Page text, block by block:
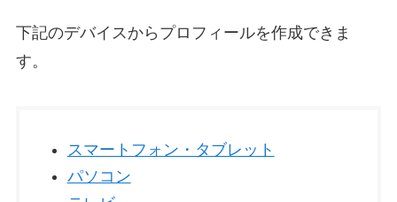
下記のデバイスからプロフィールを作成できま
す。
スマートフォン・タブレット
パソコン